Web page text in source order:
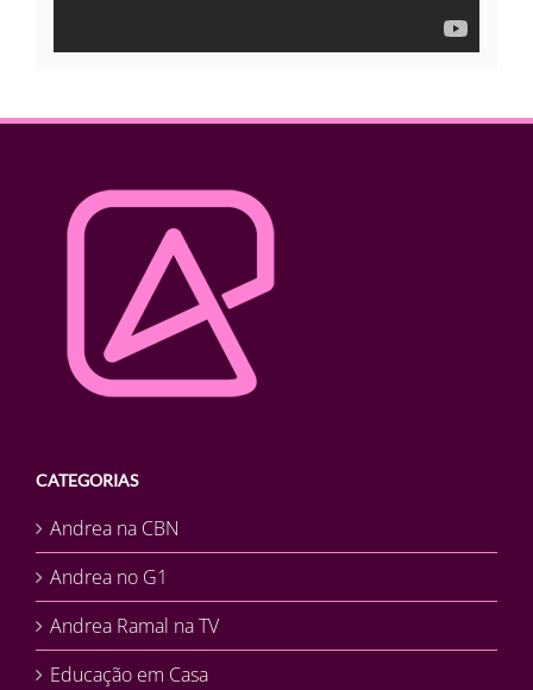
CATEGORIAS
Andrea na CBN
Andrea no G1
Andrea Ramal na TV
Educação em Casa